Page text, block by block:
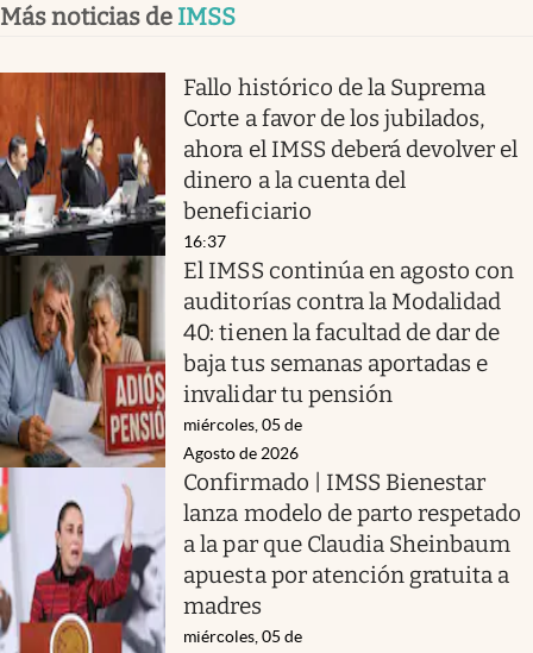
Más noticias de IMSS
Fallo histórico de la Suprema
Corte a favor de los jubilados,
ahora el IMSS deberá devolver el
dinero a la cuenta del
beneficiario
16:37
El IMSS continúa en agosto con
auditorías contra la Modalidad
40: tienen la facultad de dar de
baja tus semanas aportadas e
invalidar tu pensión
miércoles, 05 de
Agosto de 2026
Confirmado | IMSS Bienestar
lanza modelo de parto respetado
a la par que Claudia Sheinbaum
apuesta por atención gratuita a
madres
miércoles, 05 de